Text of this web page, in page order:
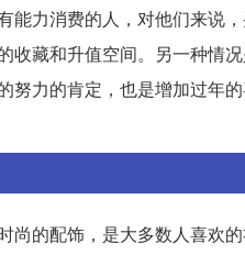
力消费的人，对他们来说
藏和升值空间。另一种情
力的肯定，也是增加过年
的配饰，是大多数人喜欢的